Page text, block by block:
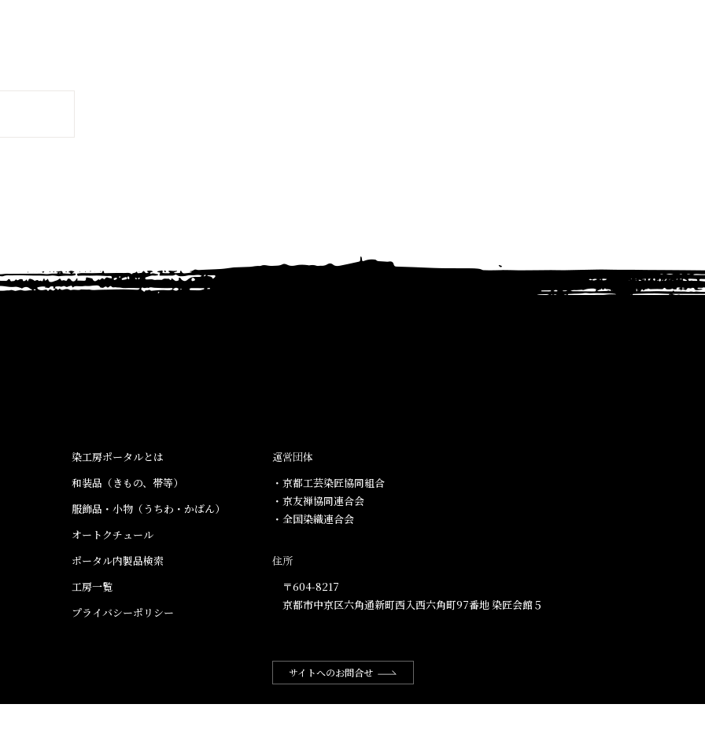
染工房ポータルとは
和装品（きもの、帯等）​
服飾品・小物​（うちわ・かばん）
オートクチュール
ポータル内製品検索
工房一覧
プライバシーポリシー
運営団体
・京都工芸染匠協同組合​
・京友禅協同連合会
・全国染織連合会
住所
〒604-8217
京都市中京区六角通新町西入西六角町97番地​ 染匠会館５
サイトへのお問合せ